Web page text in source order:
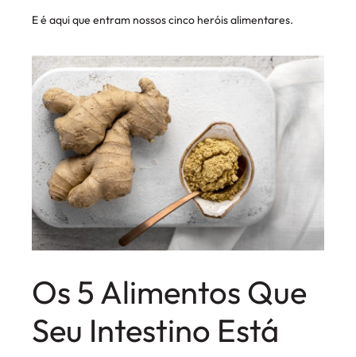
E é aqui que entram nossos cinco heróis alimentares.
Os 5 Alimentos Que
Seu Intestino Está